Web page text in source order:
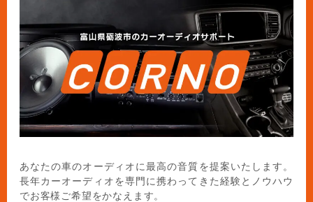
あなたの車のオーディオに最高の音質を提案いたします。
長年カーオーディオを専門に携わってきた経験とノウハウ
でお客様ご希望をかなえます。